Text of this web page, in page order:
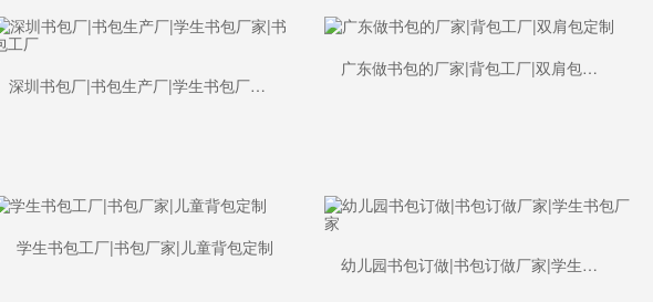
深圳书包厂|书包生产厂|学生书包厂家|书包工厂
广东做书包的厂家|背包工厂|双肩包定制
学生书包工厂|书包厂家|儿童背包定制
幼儿园书包订做|书包订做厂家|学生书包厂家